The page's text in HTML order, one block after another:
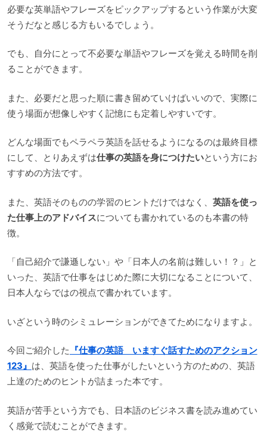
必要な英単語やフレーズをピックアップするという作業が大変
そうだなと感じる方もいるでしょう。
でも、自分にとって不必要な単語やフレーズを覚える時間を削
ることができます。
また、必要だと思った順に書き留めていけばいいので、実際に
使う場面が想像しやすく記憶にも定着しやすいです。
どんな場面でもペラペラ英語を話せるようになるのは最終目標
にして、とりあえずは仕事の英語を身につけたいという方にお
すすめの方法です。
また、英語そのものの学習のヒントだけではなく、 英語を使っ
た仕事上のアドバイスについても書かれているのも本書の特
徴。
「自己紹介で謙遜しない」や「日本人の名前は難しい！？」と
いった、英語で仕事をはじめた際に大切になることについて、
日本人ならではの視点で書かれています。
いざという時のシミュレーションができてためになりますよ。
今回ご紹介した 『仕事の英語 いますぐ話すためのアクション
123』 は、英語を使った仕事がしたいという方のための、英語
上達のためのヒントが詰まった本です。
英語が苦手という方でも、日本語のビジネス書を読み進めてい
く感覚で読むことができます。